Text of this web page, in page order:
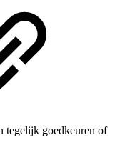
tegelijk goedkeuren of